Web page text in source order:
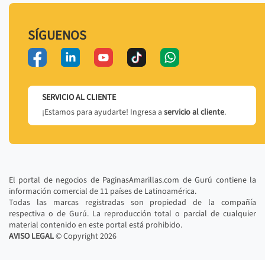
SÍGUENOS
SERVICIO AL CLIENTE
¡Estamos para ayudarte! Ingresa a servicio al cliente.
El portal de negocios de PaginasAmarillas.com de Gurú contiene la
información comercial de 11 países de Latinoamérica.
Todas las marcas registradas son propiedad de la compañía
respectiva o de Gurú. La reproducción total o parcial de cualquier
material contenido en este portal está prohibido.
AVISO LEGAL© Copyright2026